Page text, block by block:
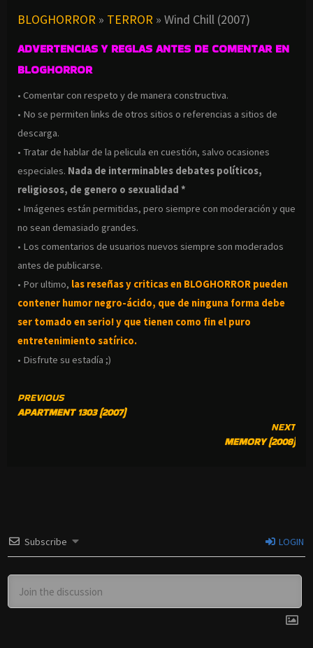
BLOGHORROR » TERROR » Wind Chill (2007)
ADVERTENCIAS Y REGLAS ANTES DE COMENTAR EN
BLOGHORROR
• Comentar con respeto y de manera constructiva.
• No se permiten links de otros sitios o referencias a sitios de
descarga.
• Tratar de hablar de la pelicula en cuestión, salvo ocasiones
especiales. Nada de interminables debates políticos,
religiosos, de genero o sexualidad *
• Imágenes están permitidas, pero siempre con moderación y que
no sean demasiado grandes.
• Los comentarios de usuarios nuevos siempre son moderados
antes de publicarse.
• Por ultimo, las reseñas y criticas en BLOGHORROR pueden
contener humor negro-ácido, que de ninguna forma debe
ser tomado en serio! y que tienen como fin el puro
entretenimiento satírico.
• Disfrute su estadía ;)
CONTINUE
READING
PREVIOUS
APARTMENT 1303 (2007)
NEXT
MEMORY (2008)
Subscribe LOGIN